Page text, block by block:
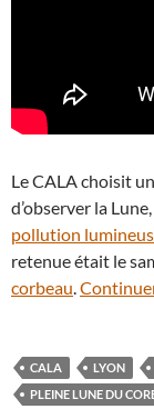
Le CALA choisit
d’observer la
pollution
retenue était le
corbeau
CALA LYON
PLEINE LUNE DU